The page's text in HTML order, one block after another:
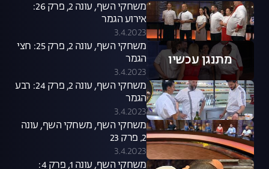
משחקי השף, עונה 2, פרק 26:
אירוע הגמר
3.4.2023
מתנגן עכשיו
משחקי השף, עונה 2, פרק 25: חצי
הגמר
3.4.2023
משחקי השף, עונה 2, פרק 24: רבע
הגמר
3.4.2023
משחקי השף, משחקי השף, עונה
2, פרק 23
3.4.2023
משחקי השף, עונה 1, פרק 4: